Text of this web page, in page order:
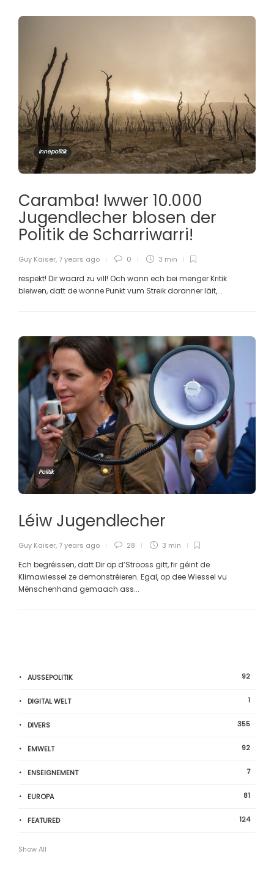
Innepolitik
Caramba! Iwwer 10.000
Jugendlecher blosen der
Politik de Scharriwarri!
Guy Kaiser, 7 years ago 0 3 min
respekt! Dir waard zu vill! Och wann ech bei menger Kritik
bleiwen, datt de wonne Punkt vum Streik doranner läit,...
Politik
Léiw Jugendlecher
Guy Kaiser, 7 years ago 28 3 min
Ech begréissen, datt Dir op d’Strooss gitt, fir géint de
Klimawiessel ze demonstréieren. Egal, op dee Wiessel vu
Mënschenhand gemaach ass...
AUSSEPOLITIK 92
DIGITAL WELT 1
DIVERS 355
ËMWELT 92
ENSEIGNEMENT 7
EUROPA 81
FEATURED 124
Show All